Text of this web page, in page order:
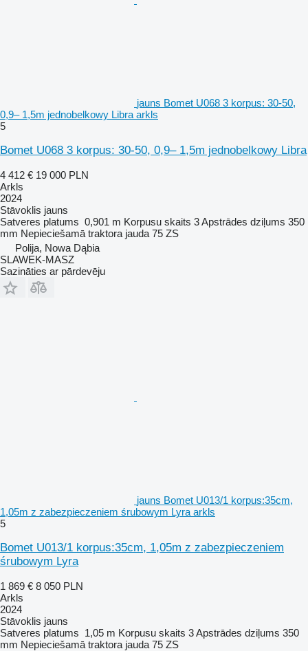
jauns Bomet U068 3 korpus: 30-50,
0,9– 1,5m jednobelkowy Libra arkls
5
Bomet U068 3 korpus: 30-50, 0,9– 1,5m jednobelkowy Libra
4 412 € 19 000 PLN
Arkls
2024
Stāvoklis jauns
Satveres platums 0,901 m Korpusu skaits 3Apstrādes dziļums 350
mm Nepieciešamā traktora jauda 75 ZS
Polija, Nowa Dąbia
SLAWEK-MASZ
Sazināties ar pārdevēju
jauns Bomet U013/1 korpus:35cm,
1,05m z zabezpieczeniem śrubowym Lyra arkls
5
Bomet U013/1 korpus:35cm, 1,05m z zabezpieczeniem
śrubowym Lyra
1 869 € 8 050 PLN
Arkls
2024
Stāvoklis jauns
Satveres platums 1,05 m Korpusu skaits 3Apstrādes dziļums 350
mm Nepieciešamā traktora jauda 75 ZS